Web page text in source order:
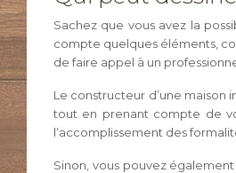
Sachez que vous avez la
compte quelques éléments,
de faire appel à un
Le constructeur d’une
tout en prenant compte de
l’accomplissement des
Sinon, vous pouvez